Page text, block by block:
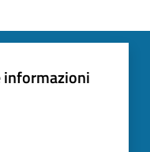
informazioni